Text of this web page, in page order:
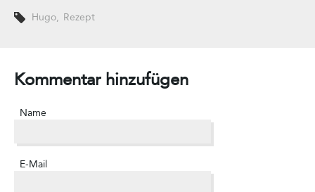
Hugo, Rezept
Kommentar hinzufügen
Name
E-Mail